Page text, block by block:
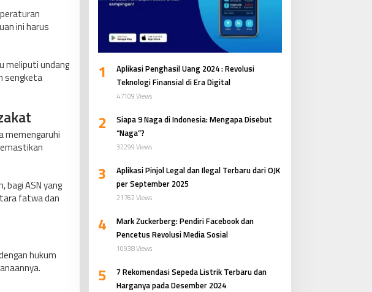
ini harus
meliputi undang
sengketa
memengaruhi
bagi ASN yang
fatwa dan
hukum
1
Aplikasi Penghasil Uang 2024 : Revolusi
Teknologi Finansial di Era Digital
47109 Views
2
Siapa 9 Naga di Indonesia: Mengapa Disebut
“Naga”?
32299 Views
3
Aplikasi Pinjol Legal dan Ilegal Terbaru dari OJK
per September 2025
21762 Views
4
Mark Zuckerberg: Pendiri Facebook dan
Pencetus Revolusi Media Sosial
10938 Views
5
7 Rekomendasi Sepeda Listrik Terbaru dan
Harganya pada Desember 2024